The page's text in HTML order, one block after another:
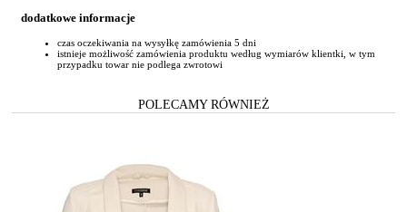
dodatkowe informacje
czas oczekiwania na wysyłkę zamówienia 5 dni
istnieje możliwość zamówienia produktu według wymiarów klientki, w tym
przypadku towar nie podlega zwrotowi
POLECAMY RÓWNIEŻ